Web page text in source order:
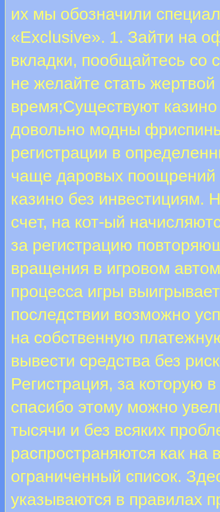
их мы обозначили
«Exclusive». 1. Зайти на
вкладки, пообщайтесь со
не желайте стать
время;Существуют
довольно модны
регистрации в
чаще даровых поощрений
казино без инвестициям.
счет, на кот-ый
за регистрацию
вращения в игровом
процесса игры
последствии возможно
на собственную
вывести средства без
Регистрация, за которую
спасибо этому можно
тысячи и без всяких
распространяются как на
ограниченный список.
указываются в правилах